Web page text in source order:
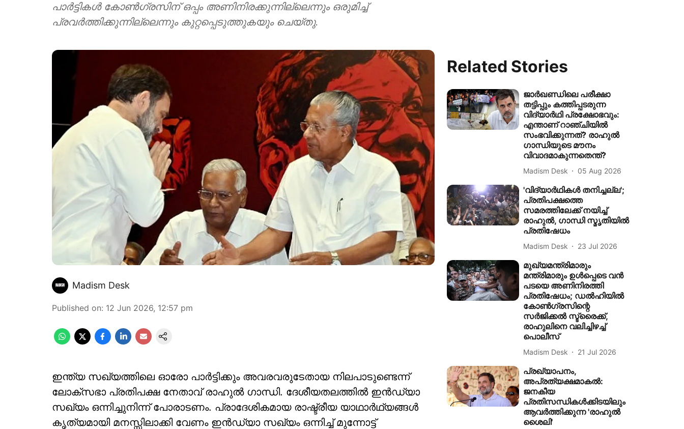
പാര്‍ട്ടികള്‍ കോണ്‍ഗ്രസിന് ഒപ്പം അണിനിരക്കുന്നില്ലെന്നും ഒരുമിച്ച്
പ്രവര്‍ത്തിക്കുന്നില്ലെന്നും കുറ്റപ്പെടുത്തുകയും ചെയ്തു.
Madism Desk
Published on: 12 Jun 2026, 12:57 pm
ഇന്ത്യ സഖ്യത്തിലെ ഓരോ പാര്‍ട്ടിക്കും അവരവരുടേതായ നിലപാടുണ്ടെന്ന്
ലോക്സഭാ പ്രതിപക്ഷ നേതാവ് രാഹുല്‍ ഗാന്ധി. ദേശീയതലത്തില്‍ ഇന്‍ഡ്യാ
സഖ്യം ഒന്നിച്ചുനിന്ന് പോരാടണം. പ്രാദേശികമായ രാഷ്ട്രീയ യാഥാര്‍ഥ്യങ്ങള്‍
കൃത്യമായി മനസ്സിലാക്കി വേണം ഇന്‍ഡ്യാ സഖ്യം ഒന്നിച്ച് മുന്നോട്ട്
Related Stories
ജാർഖണ്ഡിലെ പരീക്ഷാ
തട്ടിപ്പും കത്തിപ്പടരുന്ന
വിദ്യാർഥി പ്രക്ഷോഭവും:
എന്താണ് റാഞ്ചിയിൽ
സംഭവിക്കുന്നത്? രാഹുൽ
ഗാന്ധിയുടെ മൗനം
വിവാദമാകുന്നതെന്ത്?
Madism Desk 05 Aug 2026
'വിദ്യാര്‍ഥികള്‍ തനിച്ചല്ല';
പ്രതിപക്ഷത്തെ
സമരത്തിലേക്ക് നയിച്ച്
രാഹുല്‍, ഗാന്ധി സ്മൃതിയില്‍
പ്രതിഷേധം
Madism Desk 23 Jul 2026
മുഖ്യമന്ത്രിമാരും
മന്ത്രിമാരും ഉൾപ്പെടെ വൻ
പടയെ അണിനിരത്തി
പ്രതിഷേധം; ഡൽഹിയിൽ
കോൺഗ്രസിന്റെ
സർജിക്കൽ സ്ട്രൈക്ക്,
രാഹുലിനെ വലിച്ചിഴച്ച്
പൊലീസ്
Madism Desk 21 Jul 2026
പ്രഖ്യാപനം,
അപ്രത്യക്ഷമാകൽ:
ജനകീയ
പ്രതിസന്ധികൾക്കിടയിലും
ആവർത്തിക്കുന്ന 'രാഹുൽ
ശൈലി'